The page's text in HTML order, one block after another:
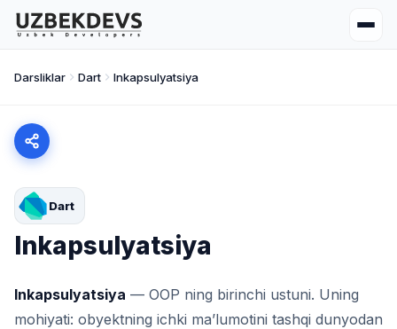
Darsliklar Dart Inkapsulyatsiya
Dart
Inkapsulyatsiya
Inkapsulyatsiya — OOP ning birinchi ustuni. Uning
mohiyati: obyektning ichki ma’lumotini tashqi dunyodan